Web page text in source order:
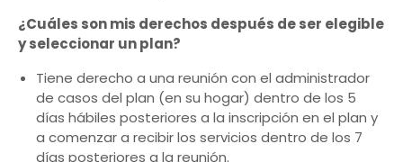
¿Cuáles son mis derechos después de ser elegible
y seleccionar un plan?
Tiene derecho a una reunión con el administrador
de casos del plan (en su hogar) dentro de los 5
días hábiles posteriores a la inscripción en el plan y
a comenzar a recibir los servicios dentro de los 7
días posteriores a la reunión.